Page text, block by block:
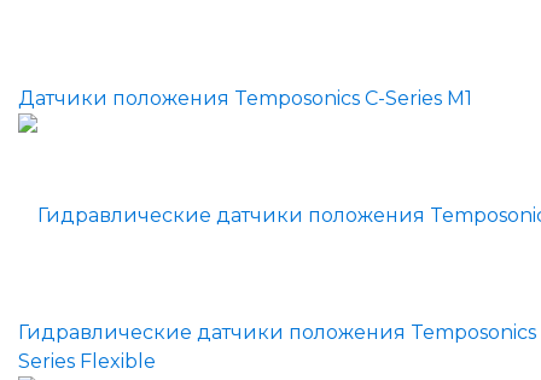
Датчики положения Temposonics C-Series M1
Гидравлические датчики положения Temposonics
Series Flexible